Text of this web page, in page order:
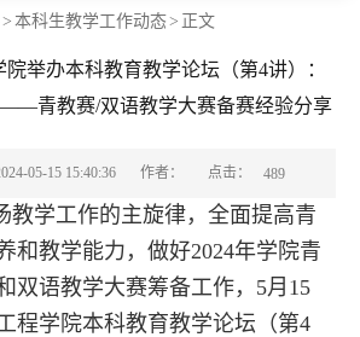
> 本科生教学工作动态> 正文
举办本科教育教学论坛（第4讲）：
青教赛/双语教学大赛备赛经验分享
05-15 15:40:36 作者： 点击： 489
教学工作的主旋律，全面提高青
和教学能力，做好2024年学院青
双语教学大赛筹备工作，5月15
程学院本科教育教学论坛（第4